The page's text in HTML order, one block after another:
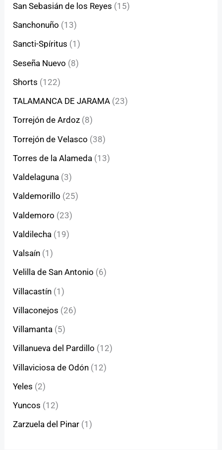
San Sebasián de los Reyes (15)
Sanchonuño (13)
Sancti-Spíritus (1)
Seseña Nuevo (8)
Shorts (122)
TALAMANCA DE JARAMA (23)
Torrejón de Ardoz (8)
Torrejón de Velasco (38)
Torres de la Alameda (13)
Valdelaguna (3)
Valdemorillo (25)
Valdemoro (23)
Valdilecha (19)
Valsaín (1)
Velilla de San Antonio (6)
Villacastín (1)
Villaconejos (26)
Villamanta (5)
Villanueva del Pardillo (12)
Villaviciosa de Odón (12)
Yeles (2)
Yuncos (12)
Zarzuela del Pinar (1)